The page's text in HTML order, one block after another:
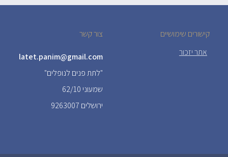
צור קשר
latet.panim@gmail.com
"לתת פנים לנופלים"
שמעוני 62/10
ירושלים 9263007
קישורים שימושיים
אתר יזכור